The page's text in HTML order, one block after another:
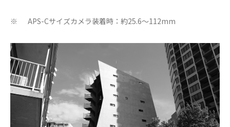
※ APS-Cサイズカメラ装着時：約25.6～112mm